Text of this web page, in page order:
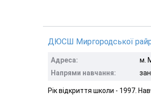
ДЮСШ Миргородської
Адреса:
м.
Напрями навчання:
Рік відкриття школи - 1997.